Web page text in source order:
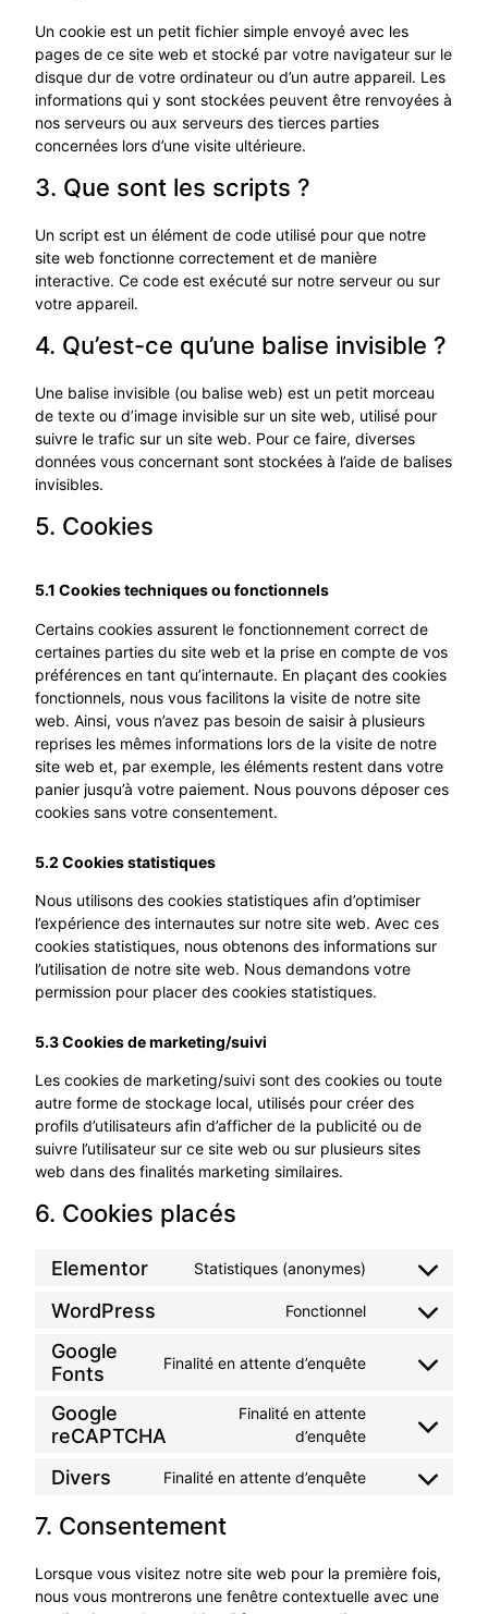
Un cookie est un petit fichier simple envoyé avec les
pages de ce site web et stocké par votre navigateur sur le
disque dur de votre ordinateur ou d’un autre appareil. Les
informations qui y sont stockées peuvent être renvoyées à
nos serveurs ou aux serveurs des tierces parties
concernées lors d’une visite ultérieure.
3. Que sont les scripts ?
Un script est un élément de code utilisé pour que notre
site web fonctionne correctement et de manière
interactive. Ce code est exécuté sur notre serveur ou sur
votre appareil.
4. Qu’est-ce qu’une balise invisible ?
Une balise invisible (ou balise web) est un petit morceau
de texte ou d’image invisible sur un site web, utilisé pour
suivre le trafic sur un site web. Pour ce faire, diverses
données vous concernant sont stockées à l’aide de balises
invisibles.
5. Cookies
5.1 Cookies techniques ou fonctionnels
Certains cookies assurent le fonctionnement correct de
certaines parties du site web et la prise en compte de vos
préférences en tant qu’internaute. En plaçant des cookies
fonctionnels, nous vous facilitons la visite de notre site
web. Ainsi, vous n’avez pas besoin de saisir à plusieurs
reprises les mêmes informations lors de la visite de notre
site web et, par exemple, les éléments restent dans votre
panier jusqu’à votre paiement. Nous pouvons déposer ces
cookies sans votre consentement.
5.2 Cookies statistiques
Nous utilisons des cookies statistiques afin d’optimiser
l’expérience des internautes sur notre site web. Avec ces
cookies statistiques, nous obtenons des informations sur
l’utilisation de notre site web. Nous demandons votre
permission pour placer des cookies statistiques.
5.3 Cookies de marketing/suivi
Les cookies de marketing/suivi sont des cookies ou toute
autre forme de stockage local, utilisés pour créer des
profils d’utilisateurs afin d’afficher de la publicité ou de
suivre l’utilisateur sur ce site web ou sur plusieurs sites
web dans des finalités marketing similaires.
6. Cookies placés
Elementor Statistiques (anonymes)
WordPress Fonctionnel
Google
Fonts
Finalité en attente d’enquête
Google
reCAPTCHA
Finalité en attente
d’enquête
Divers Finalité en attente d’enquête
7. Consentement
Lorsque vous visitez notre site web pour la première fois,
nous vous montrerons une fenêtre contextuelle avec une